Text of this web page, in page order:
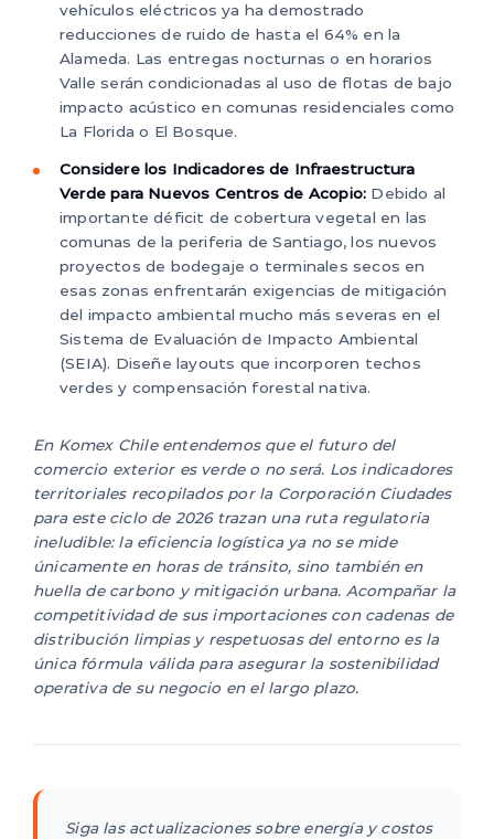
vehículos eléctricos ya ha demostrado
reducciones de ruido de hasta el 64% en la
Alameda. Las entregas nocturnas o en horarios
Valle serán condicionadas al uso de flotas de bajo
impacto acústico en comunas residenciales como
La Florida o El Bosque.
Considere los Indicadores de Infraestructura
Verde para Nuevos Centros de Acopio: Debido al
importante déficit de cobertura vegetal en las
comunas de la periferia de Santiago, los nuevos
proyectos de bodegaje o terminales secos en
esas zonas enfrentarán exigencias de mitigación
del impacto ambiental mucho más severas en el
Sistema de Evaluación de Impacto Ambiental
(SEIA). Diseñe layouts que incorporen techos
verdes y compensación forestal nativa.
En Komex Chile entendemos que el futuro del
comercio exterior es verde o no será. Los indicadores
territoriales recopilados por la Corporación Ciudades
para este ciclo de 2026 trazan una ruta regulatoria
ineludible: la eficiencia logística ya no se mide
únicamente en horas de tránsito, sino también en
huella de carbono y mitigación urbana. Acompañar la
competitividad de sus importaciones con cadenas de
distribución limpias y respetuosas del entorno es la
única fórmula válida para asegurar la sostenibilidad
operativa de su negocio en el largo plazo.
Siga las actualizaciones sobre energía y costos